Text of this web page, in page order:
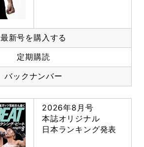
最新号を購入する
定期購読
バックナンバー
2026年8月号
本誌オリジナル
日本ランキング発表